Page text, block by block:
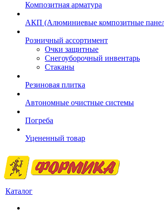
Композитная арматура
АКП (Алюминиевые композитные
Розничный ассортимент
Очки защитные
Снегоуборочный инвентарь
Стаканы
Резиновая плитка
Автономные очистные системы
Погреба
Уцененный товар
Каталог